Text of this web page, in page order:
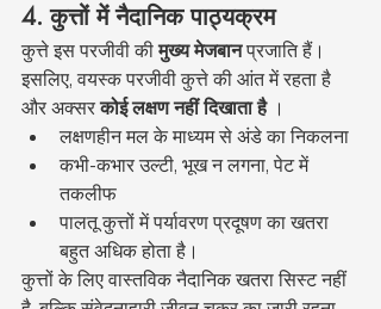
4. कुत्तों में नैदानिक पाठ्यक्रम
कुत्ते इस परजीवी की मुख्य मेजबान प्रजाति हैं।
इसलिए, वयस्क परजीवी कुत्ते की आंत में रहता है
और अक्सर कोई लक्षण नहीं दिखाता है ।
लक्षणहीन मल के माध्यम से अंडे का निकलना
कभी-कभार उल्टी, भूख न लगना, पेट में
तकलीफ
पालतू कुत्तों में पर्यावरण प्रदूषण का खतरा
बहुत अधिक होता है।
कुत्तों के लिए वास्तविक नैदानिक खतरा सिस्ट नहीं